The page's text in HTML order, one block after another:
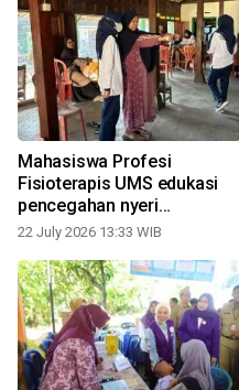
Mahasiswa Profesi
Fisioterapis UMS edukasi
pencegahan nyeri
punggung bawah bagi kader
22 July 2026 13:33 WIB